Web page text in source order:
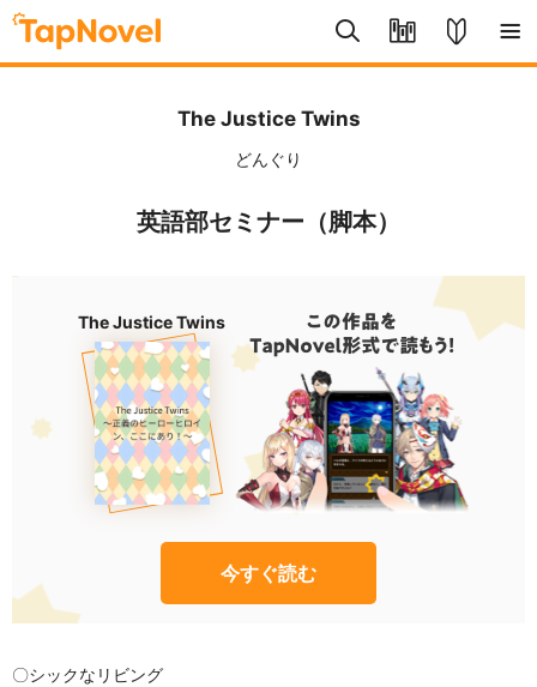
The Justice Twins
どんぐり
英語部セミナー（脚本）
The Justice Twins
今すぐ読む
〇シックなリビング